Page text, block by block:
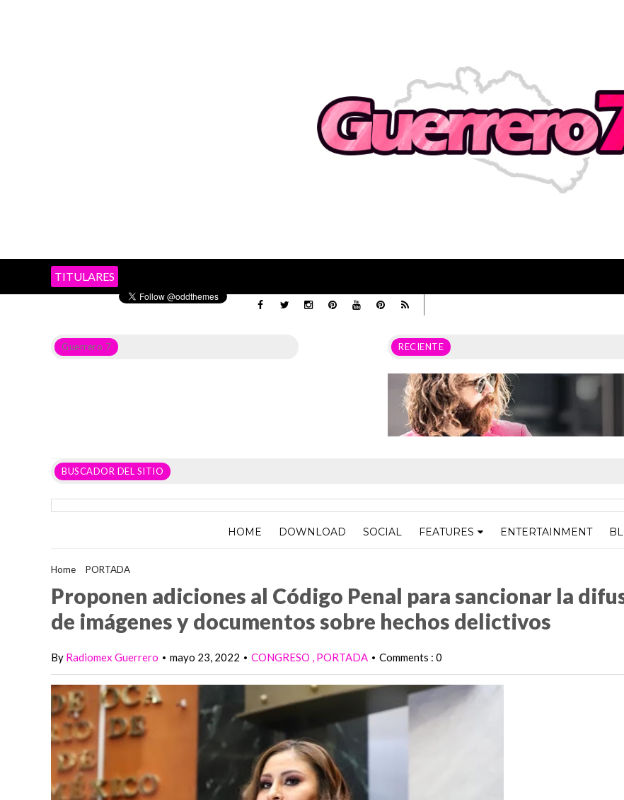
TITULARES
Guerrero 7 RECIENTE
BUSCADOR DEL SITIO
HOME DOWNLOAD SOCIAL FEATURES ENTERTAINMENT
Home PORTADA
Proponen adiciones al Código Penal para sancionar la
de imágenes y documentos sobre hechos delictivos
By Radiomex Guerrero • mayo 23, 2022 • CONGRESO PORTADA • Comments : 0